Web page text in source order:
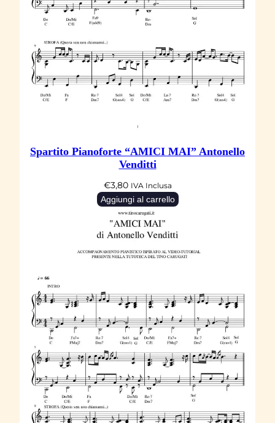
Spartito Pianoforte “AMICI MAI” Antonello
Venditti
€3,80 IVA Inclusa
Aggiungi al carrello